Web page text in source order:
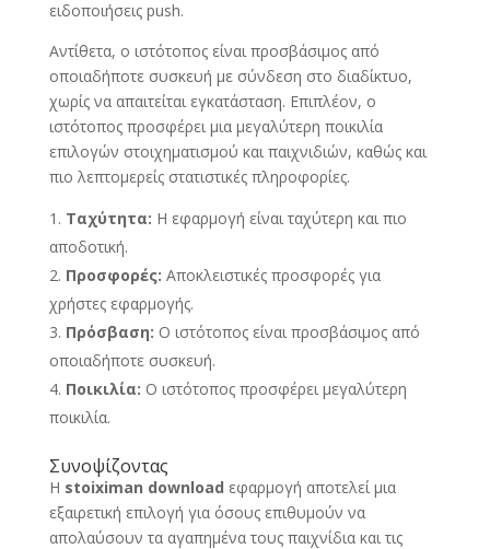
ειδοποιήσεις push.
Αντίθετα, ο ιστότοπος είναι προσβάσιμος από
οποιαδήποτε συσκευή με σύνδεση στο διαδίκτυο,
χωρίς να απαιτείται εγκατάσταση. Επιπλέον, ο
ιστότοπος προσφέρει μια μεγαλύτερη ποικιλία
επιλογών στοιχηματισμού και παιχνιδιών, καθώς και
πιο λεπτομερείς στατιστικές πληροφορίες.
Ταχύτητα: Η εφαρμογή είναι ταχύτερη και πιο
αποδοτική.
Προσφορές: Αποκλειστικές προσφορές για
χρήστες εφαρμογής.
Πρόσβαση: Ο ιστότοπος είναι προσβάσιμος από
οποιαδήποτε συσκευή.
Ποικιλία: Ο ιστότοπος προσφέρει μεγαλύτερη
ποικιλία.
Συνοψίζοντας
Η stoiximan download εφαρμογή αποτελεί μια
εξαιρετική επιλογή για όσους επιθυμούν να
απολαύσουν τα αγαπημένα τους παιχνίδια και τις